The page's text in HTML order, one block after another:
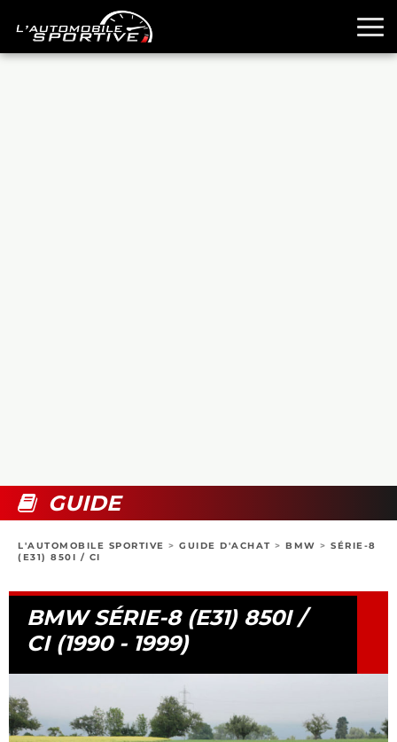
BOUTIQUE
GUIDE
L'AUTOMOBILE SPORTIVE > GUIDE D'ACHAT > BMW > SÉRIE-8
(E31) 850I / CI
BMW SÉRIE-8 (E31) 850I /
CI (1990 - 1999)